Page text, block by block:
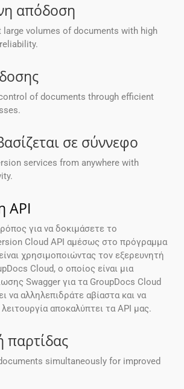
απόδοση
large volumes of documents with high
of documents through efficient
σε σύννεφο
services from anywhere with
API
για να δοκιμάσετε το
Cloud API αμέσως στο πρόγραμμα
χρησιμοποιώντας τον εξερευνητή
Cloud, ο οποίος είναι μια
Swagger για τα GroupDocs Cloud
να αλληλεπιδράτε αβίαστα και να
αποκαλύπτει τα API μας.
παρτίδας
simultaneously for improved